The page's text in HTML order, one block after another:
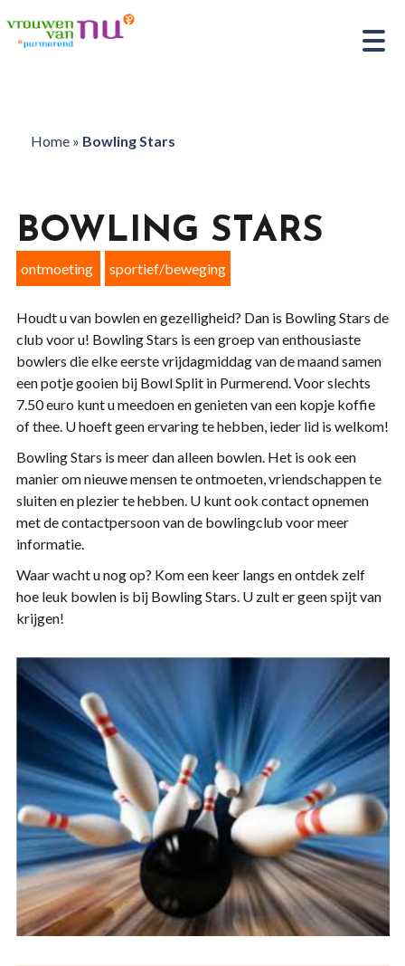
Home» Bowling Stars
BOWLING STARS
ontmoeting sportief/beweging
Houdt u van bowlen en gezelligheid? Dan is Bowling Stars de
club voor u! Bowling Stars is een groep van enthousiaste
bowlers die elke eerste vrijdagmiddag van de maand samen
een potje gooien bij Bowl Split in Purmerend. Voor slechts
7.50 euro kunt u meedoen en genieten van een kopje koffie
of thee. U hoeft geen ervaring te hebben, ieder lid is welkom!
Bowling Stars is meer dan alleen bowlen. Het is ook een
manier om nieuwe mensen te ontmoeten, vriendschappen te
sluiten en plezier te hebben. U kunt ook contact opnemen
met de contactpersoon van de bowlingclub voor meer
informatie.
Waar wacht u nog op? Kom een keer langs en ontdek zelf
hoe leuk bowlen is bij Bowling Stars. U zult er geen spijt van
krijgen!